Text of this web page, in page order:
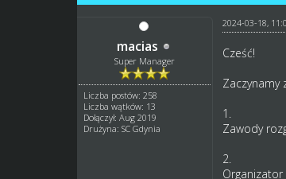
macias
Super Manager
Liczba postów: 258
Liczba wątków: 13
Dołączył: Aug 2019
Drużyna: SC Gdynia
2024-03-18,
Cześć!
Zaczynamy
1.
Zawody
2.